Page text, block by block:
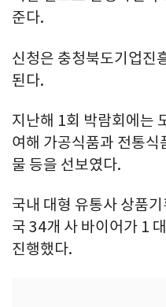
준다.
신청은 충청북도기업진
된다.
지난해 1회 박람회에는
여해 가공식품과 전통
물 등을 선보였다.
국내 대형 유통사 상품
국 34개 사 바이어가 1
진행했다.